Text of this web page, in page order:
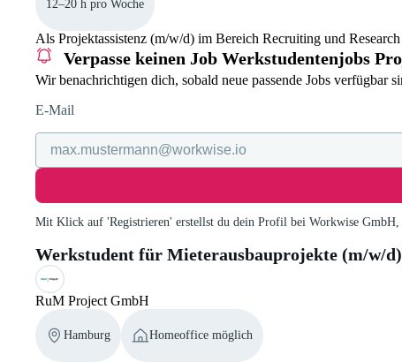
12–20 h pro Woche
Als Projektassistenz (m/w/d) im Bereich Recruiting und
Verpasse keinen Job Werkstudentenjobs
Wir benachrichtigen dich, sobald neue passende Jobs verfügbar
E-Mail
Mit Klick auf 'Registrieren' erstellst du dein Profil bei Workwise GmbH,
Werkstudent für Mieterausbauprojekte (m/w/d)
RuM Project GmbH
Hamburg Homeoffice möglich